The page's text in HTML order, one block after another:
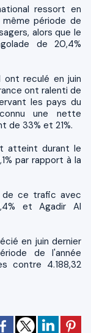
ressort en
période de
alors que le
de 20,4%
ont reculé en juin
ont ralenti de
les pays du
une nette
de 33% et 21%.
atteint durant le
par rapport à la
de ce trafic avec
et Agadir Al
en juin dernier
de l'année
contre 4.188,32